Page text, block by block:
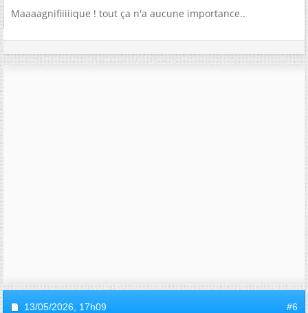
Maaaagnifiiiiique ! tout ça n'a aucune importance..
13/05/2026, 17h09 #6